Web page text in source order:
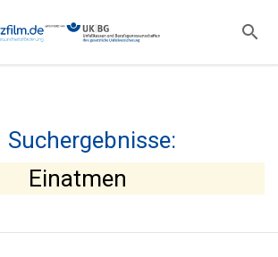
Suchergebnisse:
Einatmen